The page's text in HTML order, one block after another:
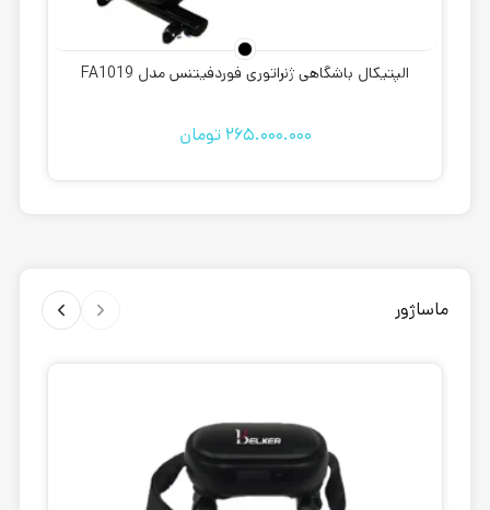
الپتیکال باشگاهی ژنراتوری فوردفیتنس مدل FA1019
265.000.000 تومان
ماساژور